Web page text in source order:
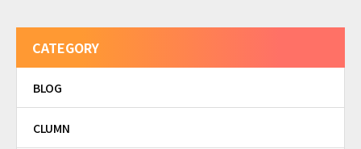
CATEGORY
BLOG
CLUMN